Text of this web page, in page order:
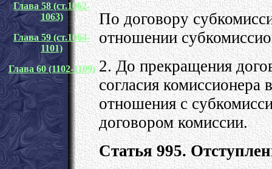
Глава 58 (ст.1062-
1063)
Глава 59 (ст.1064-
1101)
Глава 60 (1102-1109)
По договору
отношении
2. До прекращения
согласия комиссионера
отношения с
договором комиссии.
Статья 995.